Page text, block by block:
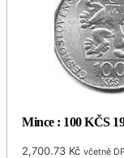
Mince : 100 KČS
2,700.73 Kč včetně